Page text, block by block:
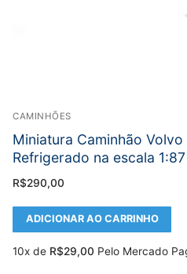
CAMINHÕES
Miniatura Caminhão
Refrigerado na escala
R$290,00
ADICIONAR AO CARRINHO
10x de R$29,00 Pelo Mercado